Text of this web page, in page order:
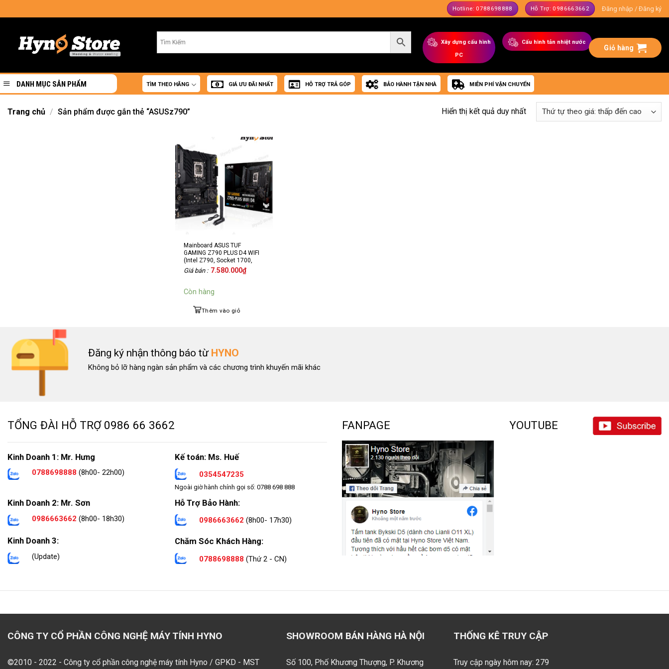
to
Hotline: 0788698888 Hỗ Trợ: 0986663662 Đăng nhập / Đăng ký
Xây dựng cấu hình
PC
Cấu hình tản nhiệt nước
Giỏ hàng
DANH MỤC SẢN PHẨM TÌM THEO HÃNG GIÁ ƯU ĐÃI NHẤT HỖ TRỢ TRẢ GÓP BẢO HÀNH TẬN NHÀ MIỄN PHÍ VẬN CHUYỂN
Trang chủ / Sản phẩm được gắn thẻ “ASUSz790” Hiển thị kết quả duy nhất
Mainboard ASUS TUF
GAMING Z790 PLUS D4 WIFI
(Intel Z790, Socket 1700,
ATX, 4 khe Ram DDR4)
Giá bán : 7.580.000₫
Còn hàng
Thêm vào giỏ
Đăng ký nhận thông báo từ HYNO
Không bỏ lỡ hàng ngàn sản phẩm và các chương trình khuyến mãi khác
TỔNG ĐÀI HỖ TRỢ 0986 66 3662
Kinh Doanh 1: Mr. Hưng
0788698888 (8h00- 22h00)
Kinh Doanh 2: Mr. Sơn
0986663662 (8h00- 18h30)
Kinh Doanh 3:
(Update)
Kế toán: Ms. Huế
0354547235
Ngoài giờ hành chính gọi số: 0788 698 888
Hỗ Trợ Bảo Hành:
0986663662 (8h00- 17h30)
Chăm Sóc Khách Hàng:
0788698888 (Thứ 2 - CN)
FANPAGE YOUTUBE
CÔNG TY CỔ PHẦN CÔNG NGHỆ MÁY TÍNH HYNO
©2010 - 2022 - Công ty cổ phần công nghệ máy tính Hyno / GPKD - MST
SHOWROOM BÁN HÀNG HÀ NỘI
Số 100, Phố Khương Thượng, P. Khương
THỐNG KÊ TRUY CẬP
Truy cập ngày hôm nay: 279